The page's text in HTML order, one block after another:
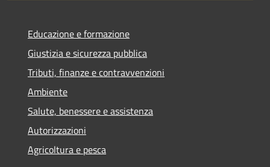
Educazione e formazione
Giustizia e sicurezza pubblica
Tributi, finanze e contravvenzioni
Ambiente
Salute, benessere e assistenza
Autorizzazioni
Agricoltura e pesca